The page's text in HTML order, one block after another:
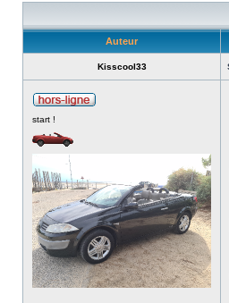
Auteur
Kisscool33
start !